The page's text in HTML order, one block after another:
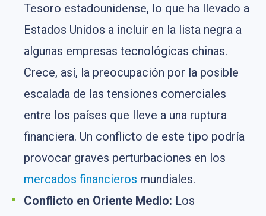
Tesoro estadounidense, lo que ha llevado a
Estados Unidos a incluir en la lista negra a
algunas empresas tecnológicas chinas.
Crece, así, la preocupación por la posible
escalada de las tensiones comerciales
entre los países que lleve a una ruptura
financiera. Un conflicto de este tipo podría
provocar graves perturbaciones en los
mercados financieros mundiales.
Conflicto en Oriente Medio: Los